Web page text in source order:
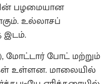
பழமையான
உல்லாசப்
இடம்.
மோட்டார் போட் மற்றும்
உள்ளன. மாலையில்